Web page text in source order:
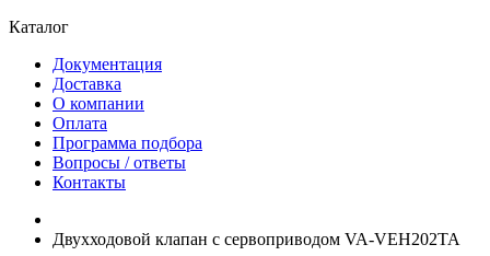
Каталог
Документация
Доставка
О компании
Оплата
Программа подбора
Вопросы / ответы
Контакты
Двухходовой клапан с сервоприводом VA-VEH202TA